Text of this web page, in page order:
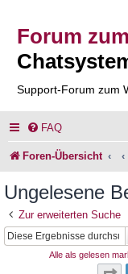
Forum
Support-Forum zum
FAQ
Foren-Übersicht
Ungelesene
Zur erweiterten Suche
Alle als gelesen